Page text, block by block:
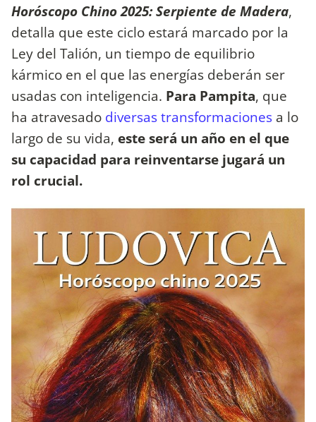
Horóscopo Chino 2025: Serpiente de Madera,
detalla que este ciclo estará marcado por la
Ley del Talión, un tiempo de equilibrio
kármico en el que las energías deberán ser
usadas con inteligencia. Para Pampita, que
ha atravesado diversas transformaciones a lo
largo de su vida, este será un año en el que
su capacidad para reinventarse jugará un
rol crucial.